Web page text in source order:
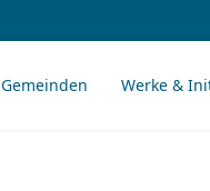
Gemeinden Werke &